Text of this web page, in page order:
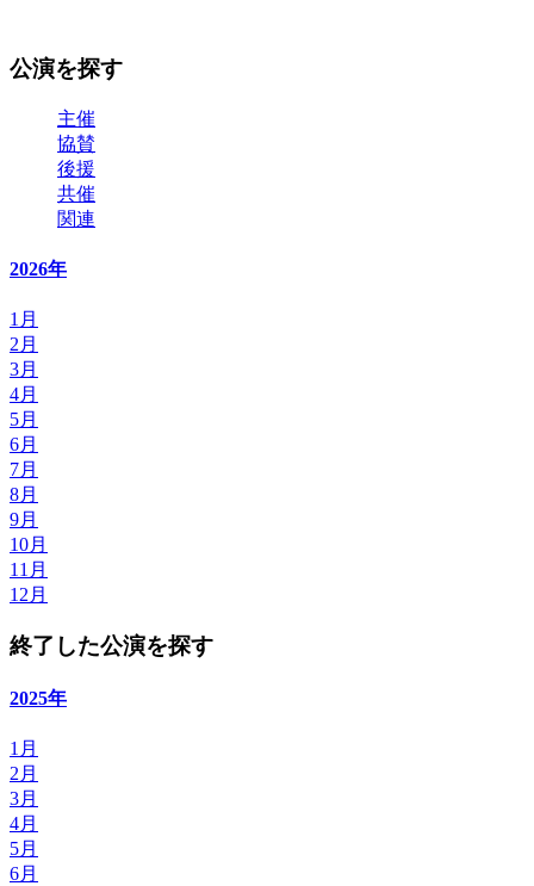
公演を探す
主催
協賛
後援
共催
関連
2026年
1月
2月
3月
4月
5月
6月
7月
8月
9月
10月
11月
12月
終了した公演を探す
2025年
1月
2月
3月
4月
5月
6月